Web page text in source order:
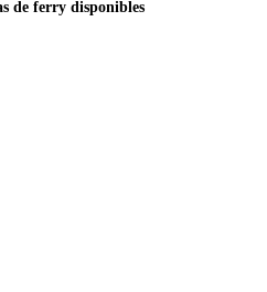
de ferry disponibles